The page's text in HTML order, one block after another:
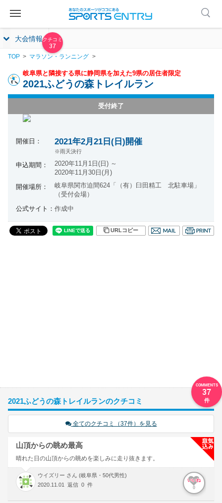
大会情報
37
TOP マラソン・ランニング
岐阜県と隣接する県に静岡県を加えた9県の居住者限定
2021ふどうの森トレイルラン
受付終了
開催日： 2021年2月21日(日)開催
※雨天決行
申込期間：
2020年11月1日(日) ～
2020年11月30日(月)
開催場所：
岐阜県関市迫間624「（有）臼田精工 北駐車場」
（受付会場）
公式サイト： 作成中
URLコピー
37
2021ふどうの森トレイルランのクチコミ
全てのクチコミ（37件）を見る
山頂からの眺め最高
晴れた日の山頂からの眺めを楽しみに走り抜きます。
ウイズリー さん (岐阜県・50代男性)
2020.11.01 返信 0 件
0
いいね